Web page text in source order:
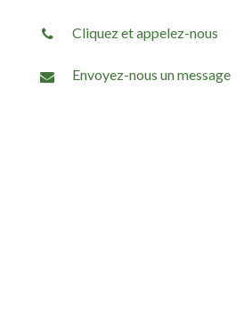
Cliquez et appelez-nous
Envoyez-nous un message